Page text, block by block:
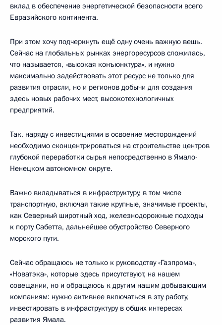
вклад в обеспечение энергетической безопасности всего
Евразийского континента.
При этом хочу подчеркнуть ещё одну очень важную вещь.
Сейчас на глобальных рынках энергоресурсов сложилась,
что называется, «высокая конъюнктура», и нужно
максимально задействовать этот ресурс не только для
развития отрасли, но и регионов добычи для создания
здесь новых рабочих мест, высокотехнологичных
предприятий.
Так, наряду с инвестициями в освоение месторождений
необходимо сконцентрироваться на строительстве центров
глубокой переработки сырья непосредственно в Ямало-
Ненецком автономном округе.
Важно вкладываться в инфраструктуру, в том числе
транспортную, включая такие крупные, значимые проекты,
как Северный широтный ход, железнодорожные подходы
к порту Сабетта, дальнейшее обустройство Северного
морского пути.
Сейчас обращаюсь не только к руководству «Газпрома»,
«Новатэка», которые здесь присутствуют, на нашем
совещании, но и обращаюсь к другим нашим добывающим
компаниям: нужно активнее включаться в эту работу,
инвестировать в инфраструктуру в общих интересах
развития Ямала.